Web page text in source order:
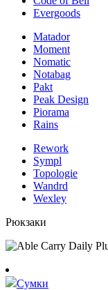
Evergoods
Matador
Moment
Nomatic
Notabag
Pakt
Peak Design
Piorama
Rains
Rework
Sympl
Topologie
Wandrd
Wexley
Рюкзаки
Сумки